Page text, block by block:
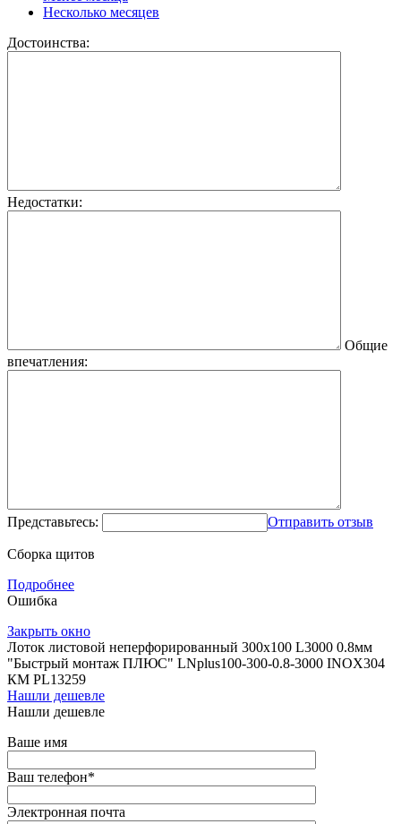
Несколько месяцев
Достоинства:
Недостатки:
Общие
впечатления:
Представьтесь: Отправить отзыв
Сборка щитов
Подробнее
Ошибка
Закрыть окно
Лоток листовой неперфорированный 300х100 L3000 0.8мм
"Быстрый монтаж ПЛЮС" LNplus100-300-0.8-3000 INOX304
КМ PL13259
Нашли дешевле
Нашли дешевле
Ваше имя
Ваш телефон*
Электронная почта